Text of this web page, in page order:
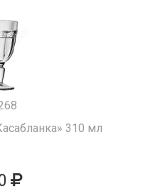
310 мл